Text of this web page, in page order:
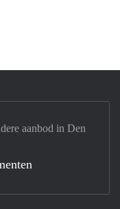
aanbod in Den